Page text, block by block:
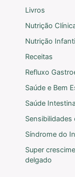
Livros
Nutrição
Nutrição
Receitas
Refluxo
Saúde e Bem
Saúde
Sensibilidades
Síndrome do
Super
delgado